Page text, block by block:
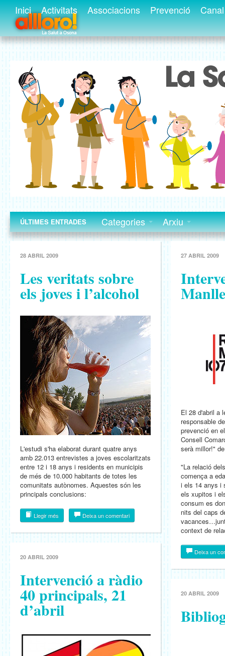
Inici Activitats Associacions Prevenció
ÚLTIMES ENTRADES Categories Arxiu
28 ABRIL 2009
Les veritats sobre
els joves i l’alcohol
L'estudi s'ha elaborat durant quatre anys
amb 22.013 entrevistes a joves escolaritzats
entre 12 i 18 anys i residents en municipis
de més de 10.000 habitants de totes les
comunitats autònomes. Aquestes són les
principals conclusions:
Llegir més Deixa un comentari
20 ABRIL 2009
Intervenció a ràdio
40 principals, 21
d’abril
27 ABRIL 2009
El 28 d'abril a
responsable
prevenció en
Consell
serà millor!"
"La relació
comença a
i els 14 anys i
els xupitos i
consum es
nits del caps
context de
Deixa un
20 ABRIL 2009